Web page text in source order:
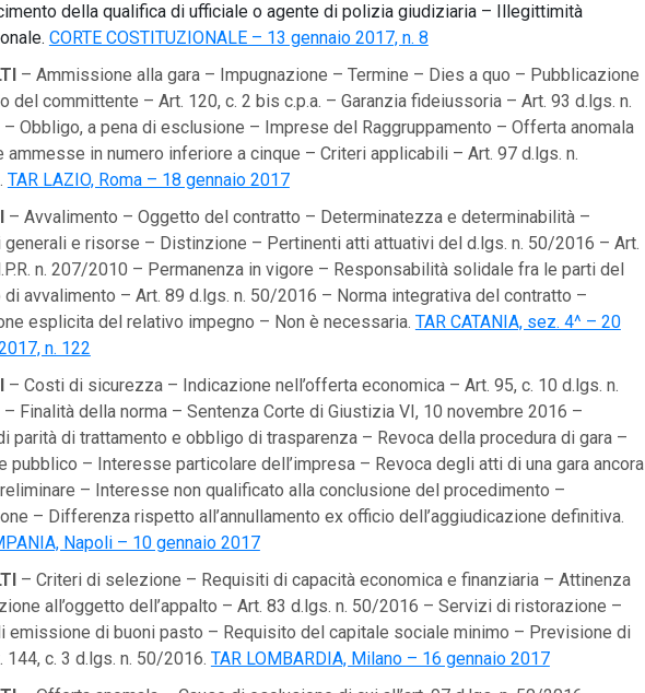
della qualifica di ufficiale o agente di polizia giudiziaria – Illegittimità
CORTE COSTITUZIONALE – 13 gennaio 2017, n. 8
– Ammissione alla gara – Impugnazione – Termine – Dies a quo – Pubblicazione
del committente – Art. 120, c. 2 bis c.p.a. – Garanzia fideiussoria – Art. 93 d.lgs. n.
Obbligo, a pena di esclusione – Imprese del Raggruppamento – Offerta anomala
ammesse in numero inferiore a cinque – Criteri applicabili – Art. 97 d.lgs. n.
TAR LAZIO, Roma – 18 gennaio 2017
– Avvalimento – Oggetto del contratto – Determinatezza e determinabilità –
generali e risorse – Distinzione – Pertinenti atti attuativi del d.lgs. n. 50/2016 – Art.
n. 207/2010 – Permanenza in vigore – Responsabilità solidale fra le parti del
di avvalimento – Art. 89 d.lgs. n. 50/2016 – Norma integrativa del contratto –
esplicita del relativo impegno – Non è necessaria. TAR CATANIA, sez. 4^ – 20
n. 122
– Costi di sicurezza – Indicazione nell’offerta economica – Art. 95, c. 10 d.lgs. n.
Finalità della norma – Sentenza Corte di Giustizia VI, 10 novembre 2016 –
parità di trattamento e obbligo di trasparenza – Revoca della procedura di gara –
pubblico – Interesse particolare dell’impresa – Revoca degli atti di una gara ancora
– Interesse non qualificato alla conclusione del procedimento –
– Differenza rispetto all’annullamento ex officio dell’aggiudicazione definitiva.
Napoli – 10 gennaio 2017
– Criteri di selezione – Requisiti di capacità economica e finanziaria – Attinenza
all’oggetto dell’appalto – Art. 83 d.lgs. n. 50/2016 – Servizi di ristorazione –
emissione di buoni pasto – Requisito del capitale sociale minimo – Previsione di
144, c. 3 d.lgs. n. 50/2016. TAR LOMBARDIA, Milano – 16 gennaio 2017